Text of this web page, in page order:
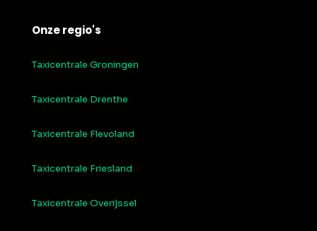
Onze regio's
Taxicentrale Groningen
Taxicentrale Drenthe
Taxicentrale Flevoland
Taxicentrale Friesland
Taxicentrale Overijssel